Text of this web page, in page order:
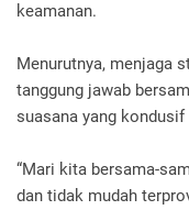
keamanan.
Menurutnya, menjaga
tanggung jawab
suasana yang
“Mari kita bersama-
dan tidak mudah